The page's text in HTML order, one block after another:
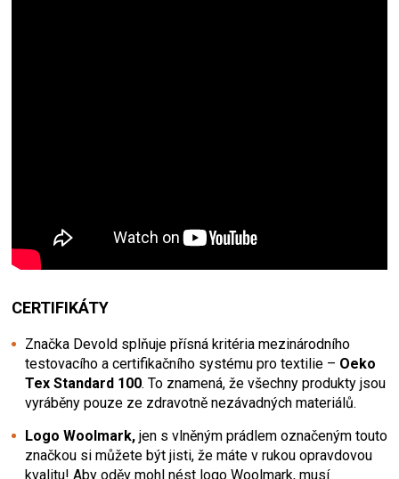
CERTIFIKÁTY
Značka Devold splňuje přísná kritéria mezinárodního
testovacího a certifikačního systému pro textilie – Oeko
Tex Standard 100. To znamená, že všechny produkty jsou
vyráběny pouze ze zdravotně nezávadných materiálů.
Logo Woolmark, jen s vlněným prádlem označeným touto
značkou si můžete být jisti, že máte v rukou opravdovou
kvalitu! Aby oděv mohl nést logo Woolmark, musí